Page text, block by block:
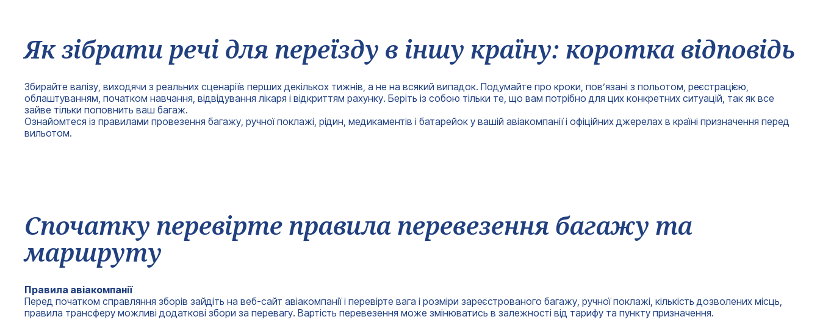
Як зібрати речі для переїзду в іншу країну: коротка відповідь
Збирайте валізу, виходячи з реальних сценаріїв перших декількох тижнів, а не на всякий випадок. Подумайте про кроки, пов’язані з польотом, реєстрацією,
облаштуванням, початком навчання, відвідування лікаря і відкриттям рахунку. Беріть із собою тільки те, що вам потрібно для цих конкретних ситуацій, так як все
зайве тільки поповнить ваш багаж.
Ознайомтеся із правилами провезення багажу, ручної поклажі, рідин, медикаментів і батарейок у вашій авіакомпанії і офіційних джерелах в країні призначення перед
вильотом.
Спочатку перевірте правила перевезення багажу та
маршруту
Правила авіакомпанії
Перед початком справляння зборів зайдіть на веб-сайт авіакомпанії і перевірте вага і розміри зареєстрованого багажу, ручної поклажі, кількість дозволених місць,
правила трансферу можливі додаткові збори за перевагу. Вартість перевезення може змінюватись в залежності від тарифу та пункту призначення.